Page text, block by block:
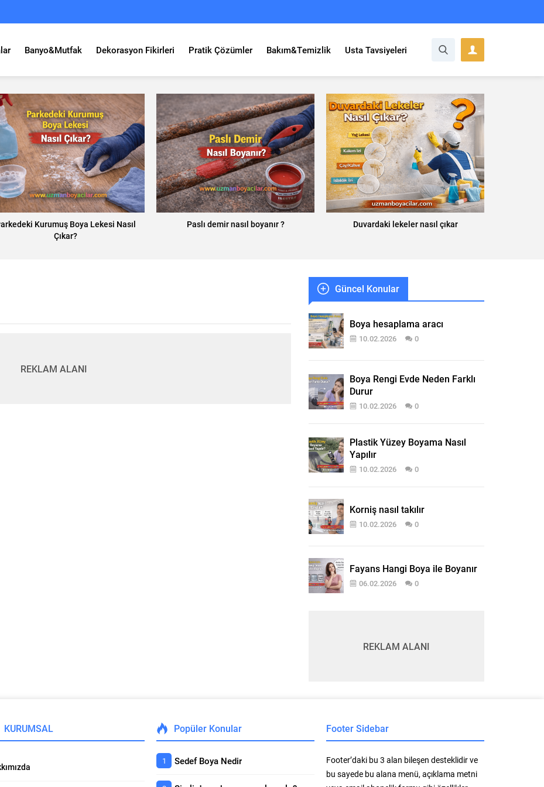
Banyo&Mutfak Dekorasyon Fikirleri Pratik Çözümler Bakım&Temizlik Usta Tavsiyeleri
Kurumuş Boya Lekesi Nasıl
Çıkar?
Paslı demir nasıl boyanır ? Duvardaki lekeler nasıl çıkar
REKLAM ALANI
Güncel Konular
Boya hesaplama aracı
10.02.2026 0
Boya Rengi Evde Neden Farklı
Durur
10.02.2026 0
Plastik Yüzey Boyama Nasıl
Yapılır
10.02.2026 0
Korniş nasıl takılır
10.02.2026 0
Fayans Hangi Boya ile Boyanır
06.02.2026 0
REKLAM ALANI
KURUMSAL Popüler Konular
Sedef Boya Nedir
Footer Sidebar
Footer’daki bu 3 alan bileşen desteklidir ve
bu sayede bu alana menü, açıklama metni